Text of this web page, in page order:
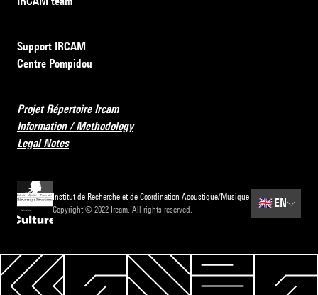
Support IRCAM
Centre Pompidou
Projet Répertoire Ircam
Information / Methodology
Legal Notes
Institut de Recherche et de Coordination Acoustique/Musique
Copyright © 2022 Ircam. All rights reserved.
🇬🇧 EN